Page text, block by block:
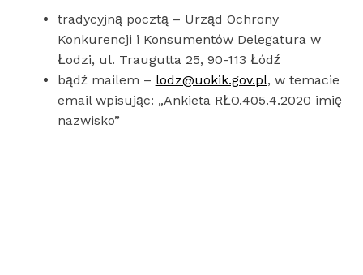
tradycyjną pocztą – Urząd Ochrony
Konkurencji i Konsumentów Delegatura w
Łodzi, ul. Traugutta 25, 90-113 Łódź
bądź mailem – lodz@uokik.gov.pl, w temacie
email wpisując: „Ankieta RŁO.405.4.2020 imię
nazwisko”